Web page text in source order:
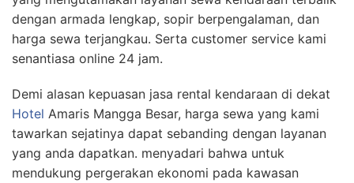
dengan armada lengkap, sopir berpengalaman, dan
harga sewa terjangkau. Serta customer service kami
senantiasa online 24 jam.
Demi alasan kepuasan jasa rental kendaraan di dekat
Hotel Amaris Mangga Besar, harga sewa yang kami
tawarkan sejatinya dapat sebanding dengan layanan
yang anda dapatkan. menyadari bahwa untuk
mendukung pergerakan ekonomi pada kawasan